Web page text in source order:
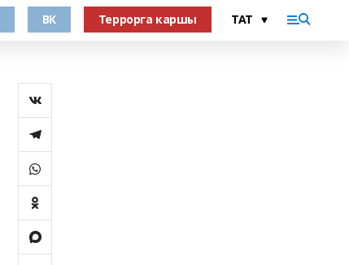
ВК Террорга каршы